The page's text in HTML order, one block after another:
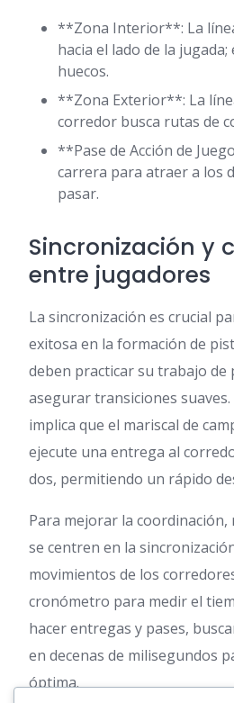
**Zona Interior**: La
hacia el lado de la
huecos.
**Zona Exterior**: La
corredor busca rutas de
**Pase de Acción de
carrera para atraer a los
pasar.
Sincronización y
entre jugadores
La sincronización es crucial
exitosa en la formación de
deben practicar su trabajo de
asegurar transiciones
implica que el mariscal de
ejecute una entrega al
dos, permitiendo un rápido
Para mejorar la coordinación,
se centren en la
movimientos de los
cronómetro para medir el
hacer entregas y pases,
en decenas de milisegundos
óptima.